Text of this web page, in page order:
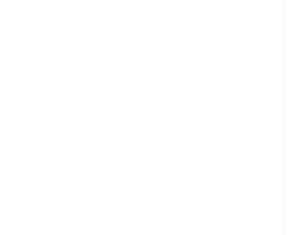
je 5 z 5 hvězdiček.